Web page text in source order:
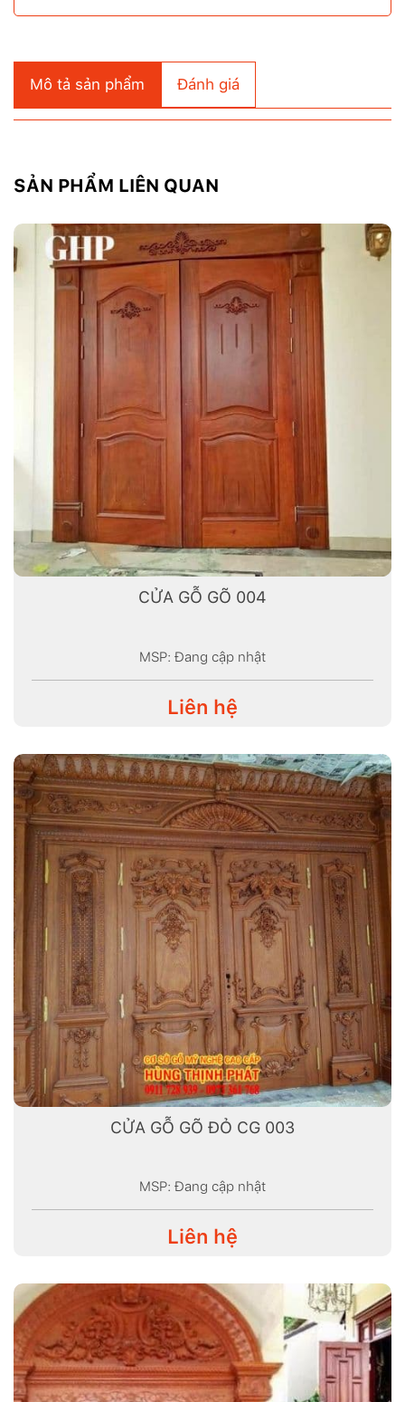
Mô tả sản phẩm Đánh giá
SẢN PHẨM LIÊN QUAN
CỬA GỖ GÕ 004
MSP: Đang cập nhật
Liên hệ
CỬA GỖ GÕ ĐỎ CG 003
MSP: Đang cập nhật
Liên hệ